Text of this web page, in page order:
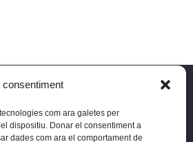
consentiment
com ara galetes per
dispositiu. Donar el consentiment a
dades com ara el comportament de